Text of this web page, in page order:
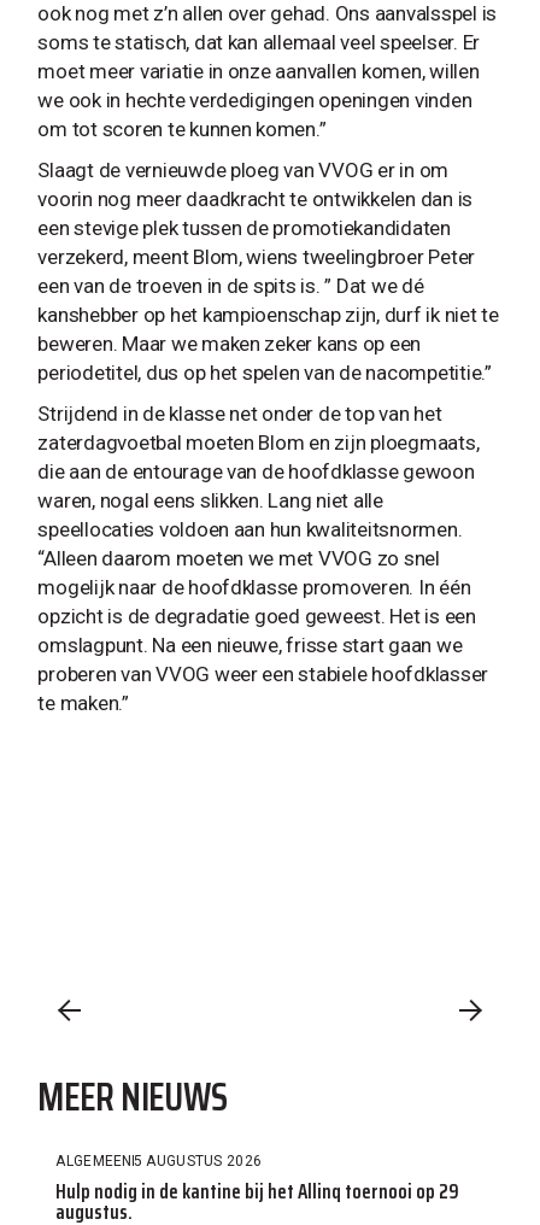
ook nog met z’n allen over gehad. Ons aanvalsspel is
soms te statisch, dat kan allemaal veel speelser. Er
moet meer variatie in onze aanvallen komen, willen
we ook in hechte verdedigingen openingen vinden
om tot scoren te kunnen komen.”
Slaagt de vernieuwde ploeg van VVOG er in om
voorin nog meer daadkracht te ontwikkelen dan is
een stevige plek tussen de promotiekandidaten
verzekerd, meent Blom, wiens tweelingbroer Peter
een van de troeven in de spits is. ” Dat we dé
kanshebber op het kampioenschap zijn, durf ik niet te
beweren. Maar we maken zeker kans op een
periodetitel, dus op het spelen van de nacompetitie.”
Strijdend in de klasse net onder de top van het
zaterdagvoetbal moeten Blom en zijn ploegmaats,
die aan de entourage van de hoofdklasse gewoon
waren, nogal eens slikken. Lang niet alle
speellocaties voldoen aan hun kwaliteitsnormen.
“Alleen daarom moeten we met VVOG zo snel
mogelijk naar de hoofdklasse promoveren. In één
opzicht is de degradatie goed geweest. Het is een
omslagpunt. Na een nieuwe, frisse start gaan we
proberen van VVOG weer een stabiele hoofdklasser
te maken.”
MEER NIEUWS
ALGEMEEN5 AUGUSTUS 2026
Hulp nodig in de kantine bij het Allinq toernooi op 29
augustus.